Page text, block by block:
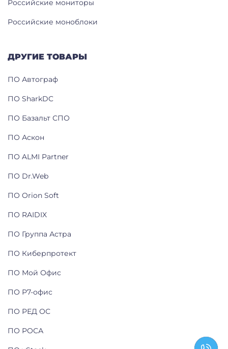
Российские мониторы
Российские моноблоки
ДРУГИЕ ТОВАРЫ
ПО Автограф
ПО SharkDC
ПО Базальт СПО
ПО Аскон
ПО ALMI Partner
ПО Dr.Web
ПО Orion Soft
ПО RAIDIX
ПО Группа Астра
ПО Киберпротект
ПО Мой Офис
ПО Р7-офис
ПО РЕД ОС
ПО РОСА